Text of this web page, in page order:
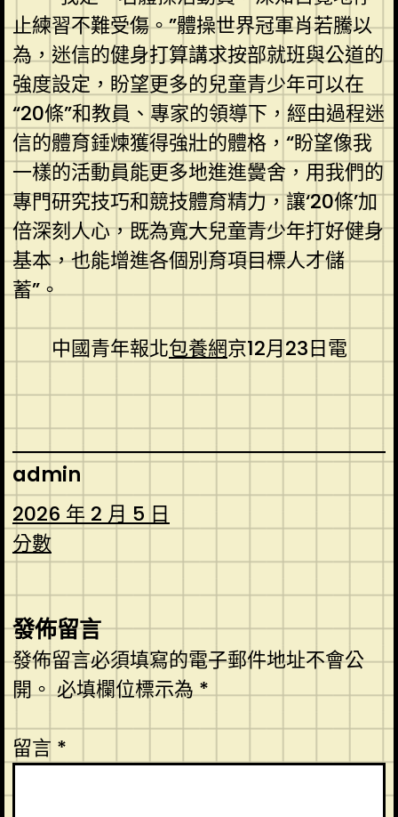
止練習不難受傷。”體操世界冠軍肖若騰以
為，迷信的健身打算講求按部就班與公道的
強度設定，盼望更多的兒童青少年可以在
“20條”和教員、專家的領導下，經由過程迷
信的體育錘煉獲得強壯的體格，“盼望像我
一樣的活動員能更多地進進黌舍，用我們的
專門研究技巧和競技體育精力，讓‘20條’加
倍深刻人心，既為寬大兒童青少年打好健身
基本，也能增進各個別育項目標人才儲
蓄”。
中國青年報北包養網京12月23日電
admin
2026 年 2 月 5 日
分數
發佈留言
發佈留言必須填寫的電子郵件地址不會公
開。必填欄位標示為*
留言 *